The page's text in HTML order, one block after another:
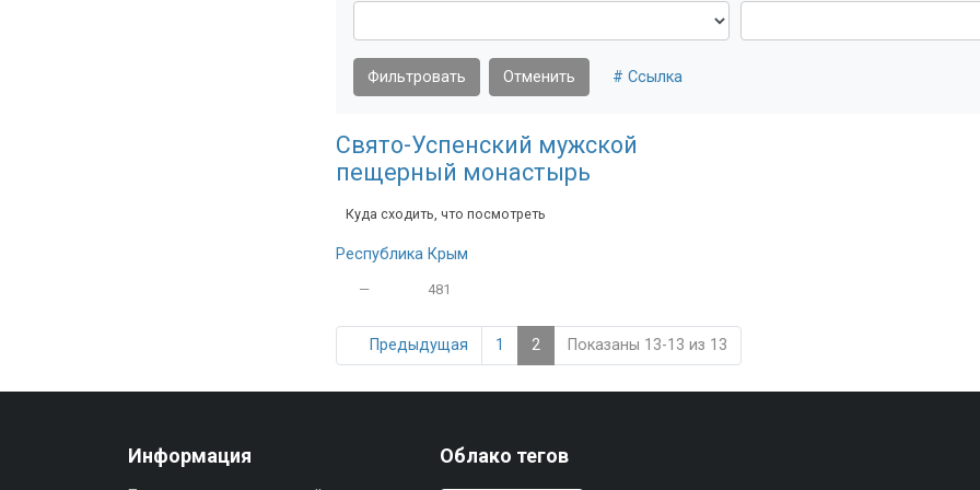
Фильтровать Отменить # Ссылка
Свято-Успенский мужской
пещерный монастырь
Куда сходить, что посмотреть
Республика Крым
— 481
Предыдущая 1 2 Показаны 13-13 из 13
Информация Облако тегов